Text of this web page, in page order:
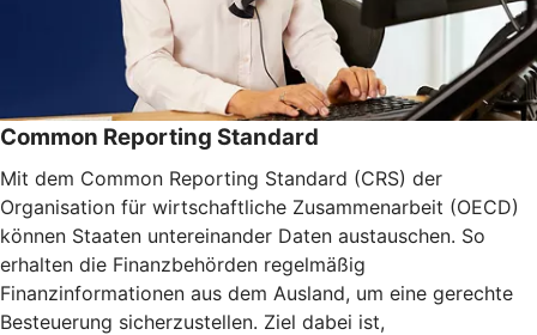
Common Reporting Standard
Mit dem Common Reporting Standard (CRS) der
Organisation für wirtschaftliche Zusammenarbeit (OECD)
können Staaten untereinander Daten austauschen. So
erhalten die Finanzbehörden regelmäßig
Finanzinformationen aus dem Ausland, um eine gerechte
Besteuerung sicherzustellen. Ziel dabei ist,